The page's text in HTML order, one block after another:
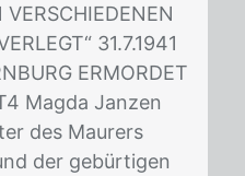
31.7.1941
ERMORDET
Magda Janzen
des Maurers
der gebürtigen